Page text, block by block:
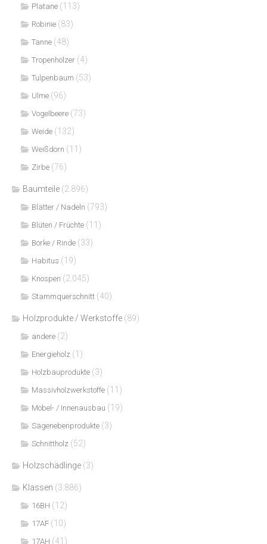
Platane (113)
Robinie (83)
Tanne (48)
Tropenhölzer (4)
Tulpenbaum (53)
Ulme (96)
Vogelbeere (73)
Weide (132)
Weißdorn (11)
Zirbe (76)
Baumteile (2.896)
Blätter / Nadeln (793)
Blüten / Früchte (11)
Borke / Rinde (33)
Habitus (19)
Knospen (2.045)
Stammquerschnitt (40)
Holzprodukte / Werkstoffe (89)
andere (2)
Energieholz (1)
Holzbauprodukte (3)
Massivholzwerkstoffe (11)
Möbel- / Innenausbau (19)
Sägenebenprodukte (3)
Schnittholz (52)
Holzschädlinge (3)
Klassen (3.886)
16BH (12)
17AF (10)
17AH (41)